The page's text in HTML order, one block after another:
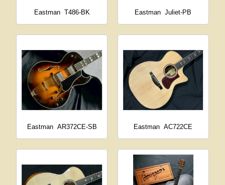
Eastman T486-BK Eastman Juliet-PB
Eastman AR372CE-SB Eastman AC722CE